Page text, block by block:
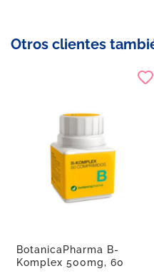
Otros clientes
BotanicaPharma B-
Komplex 500mg, 60